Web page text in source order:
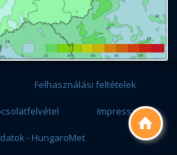

Felhasználási feltételek
Impresszum
- HungaroMet